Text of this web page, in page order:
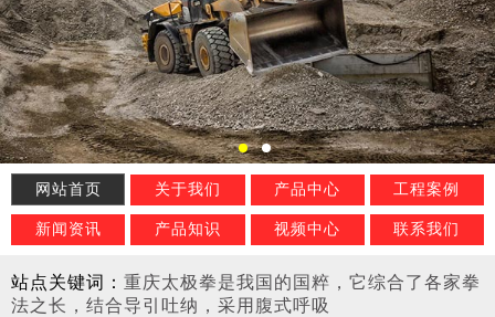
网站首页 关于我们 产品中心 工程案例
新闻资讯 产品知识 视频中心 联系我们
站点关键词： 重庆太极拳是我国的国粹，它综合了各家拳
法之长，结合导引吐纳，采用腹式呼吸